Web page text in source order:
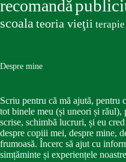
recomandă
scoala teoria vieţii terapie
Despre mine
Scriu pentru că mă ajută, pentru
tot binele meu (și uneori și răul),
scrise, schimbă lucruri, și eu
despre copiii mei, despre mine,
frumoasă. Încerc să ajut cu
simțăminte și experiențele